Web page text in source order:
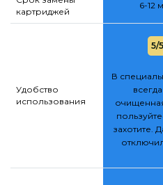
картриджей
6-12
Удобство
использования
5/5
В
захотите.